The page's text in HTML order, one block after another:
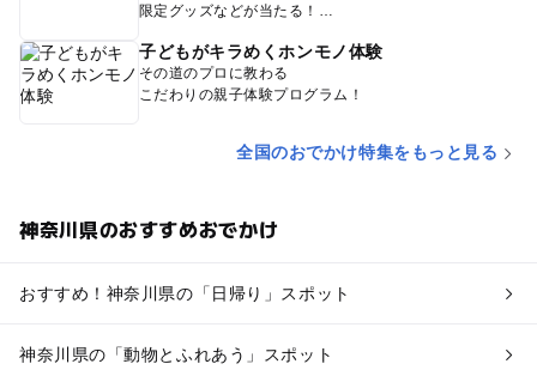
限定グッズなどが当たる！
子どもがキラめくホンモノ体験
その道のプロに教わる
こだわりの親子体験プログラム！
全国のおでかけ特集をもっと見る
神奈川県のおすすめおでかけ
おすすめ！神奈川県の「日帰り」スポット
神奈川県の「動物とふれあう」スポット